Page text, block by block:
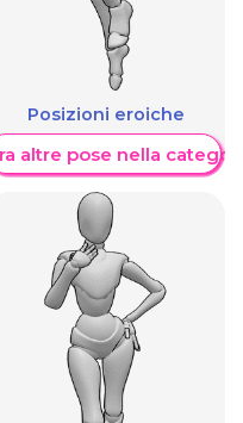
Posizioni eroiche
altre pose nella